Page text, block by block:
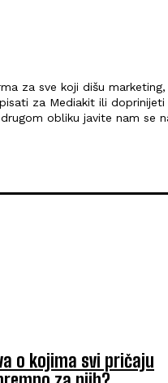
za sve koji dišu marketing,
za Mediakit ili doprinijeti
obliku javite nam se
o kojima svi pričaju